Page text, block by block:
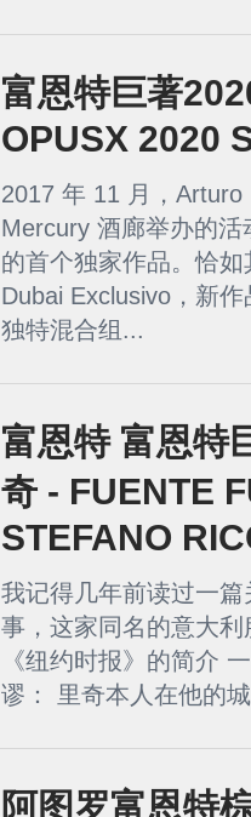
富恩特巨著
OPUSX 2020
2017 年 11 月，
Mercury 酒廊举办的
的首个独家作品。恰
Dubai Exclusivo，新
独特混合组...
富恩特 富恩特
奇 - FUENTE
STEFANO
我记得几年前读过一
事，这家同名的意大
《纽约时报》的简介
谬： 里奇本人在他的
阿图罗富恩特